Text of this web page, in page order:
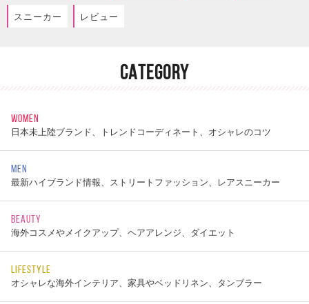
スニーカー レビュー
CATEGORY
WOMEN
日本未上陸ブランド、トレンドコーディネート、オシャレのコツ
MEN
最新ハイブランド情報、ストリートファッション、レアスニーカー
BEAUTY
海外コスメやメイクアップ、ヘアアレンジ、ダイエット
LIFESTYLE
オシャレな海外インテリア、家具やベッドリネン、タンブラー